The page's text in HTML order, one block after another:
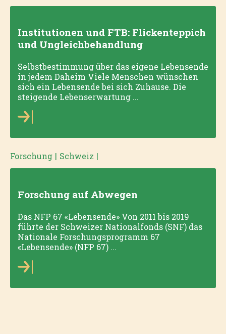
Institutionen und FTB: Flickenteppich
und Ungleichbehandlung
Selbstbestimmung über das eigene Lebensende
in jedem Daheim Viele Menschen wünschen
sich ein Lebensende bei sich Zuhause. Die
steigende Lebenserwartung ...
Forschung | Schweiz |
Forschung auf Abwegen
Das NFP 67 «Lebensende» Von 2011 bis 2019
führte der Schweizer Nationalfonds (SNF) das
Nationale Forschungsprogramm 67
«Lebensende» (NFP 67) ...